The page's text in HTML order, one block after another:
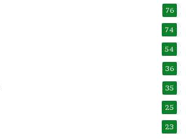
76
74
54
36
35
25
23